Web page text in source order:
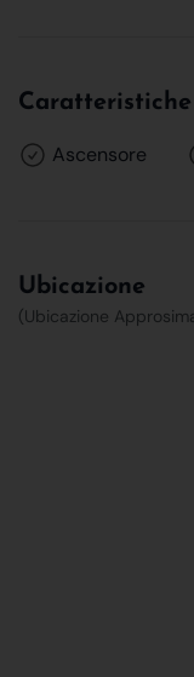
Caratteristiche
Ascensore
Ubicazione
(Ubicazione